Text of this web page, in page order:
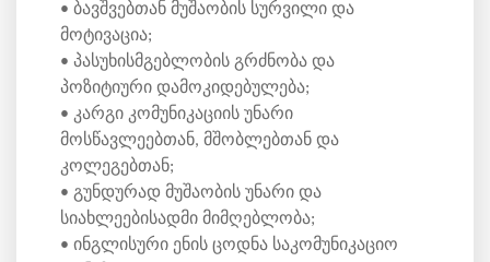
• ბავშვებთან მუშაობის სურვილი და
მოტივაცია;
• პასუხისმგებლობის გრძნობა და
პოზიტიური დამოკიდებულება;
• კარგი კომუნიკაციის უნარი
მოსწავლეებთან, მშობლებთან და
კოლეგებთან;
• გუნდურად მუშაობის უნარი და
სიახლეებისადმი მიმღებლობა;
• ინგლისური ენის ცოდნა საკომუნიკაციო